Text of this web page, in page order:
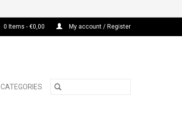
0 Items - €0,00 My account / Register
CATEGORIES